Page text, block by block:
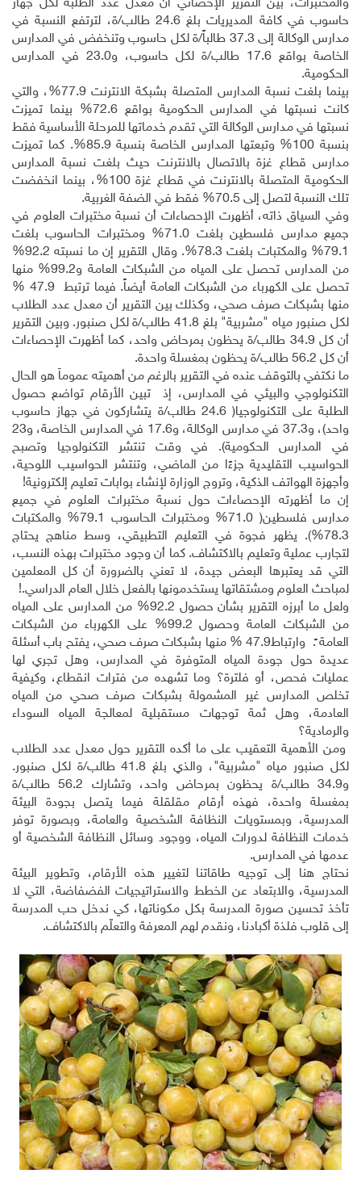
والمختبرات، بين التقرير الإحصائي أن معدل عدد الطلبة لكل جهاز
حاسوب في كافة المديريات بلغ 24.6 طالب/ة، لترتفع النسبة في
مدارس الوكالة إلى 37.3 طالباً/ة لكل حاسوب وتنخفض في المدارس
الخاصة بواقع 17.6 طالب/ة لكل حاسوب، و23.0 في المدارس
الحكومية.
بينما بلغت نسبة المدارس المتصلة بشبكة الانترنت 77.9%، والتي
كانت نسبتها في المدارس الحكومية بواقع 72.6% بينما تميزت
نسبتها في مدارس الوكالة التي تقدم خدماتها للمرحلة الأساسية فقط
بنسبة 100% وتبعتها المدارس الخاصة بنسبة 85.9%. كما تميزت
مدارس قطاع غزة بالاتصال بالانترنت حيث بلغت نسبة المدارس
الحكومية المتصلة بالانترنت في قطاع غزة 100%، بينما انخفضت
تلك النسبة لتصل إلى 70.5% فقط في الضفة الغربية.
وفي السياق ذاته، أظهرت الإحصاءات أن نسبة مختبرات العلوم في
جميع مدارس فلسطين بلغت 71.0% ومختبرات الحاسوب بلغت
79.1% والمكتبات بلغت 78.3%. وقال التقرير إن ما نسبته 92.2%
من المدارس تحصل على المياه من الشبكات العامة و99.2% منها
تحصل على الكهرباء من الشبكات العامة أيضاً. فيما ترتبط 47.9 %
منها بشبكات صرف صحي، وكذلك بين التقرير أن معدل عدد الطلاب
لكل صنبور مياه "مشربية" بلغ 41.8 طالب/ة لكل صنبور. وبين التقرير
أن كل 34.9 طالب/ة يحظون بمرحاض واحد، كما أظهرت الإحصاءات
أن كل 56.2 طالب/ة يحظون بمغسلة واحدة.
ما نكتفي بالتوقف عنده في التقرير بالرغم من أهميته عموماً هو الحال
التكنولوجي والبيئي في المدارس، إذ تبين الأرقام تواضع حصول
الطلبة على التكنولوجيا( 24.6 طالب/ة يتشاركون في جهاز حاسوب
واحد)، و37.3 في مدارس الوكالة، و17.6 في المدارس الخاصة، و23
في المدارس الحكومية). في وقت تنتشر التكنولوجيا وتصبح
الحواسيب التقليدية جزءًا من الماضي، وتنتشر الحواسيب اللوحية،
وأجهزة الهواتف الذكية، وتروج الوزارة لإنشاء بوابات تعليم إلكترونية!
إن ما أظهرته الإحصاءات حول نسبة مختبرات العلوم في جميع
مدارس فلسطين( 71.0% ومختبرات الحاسوب 79.1% والمكتبات
78.3%). يظهر فجوة في التعليم التطبيقي، وسط مناهج يحتاج
لتجارب عملية وتعليم بالاكتشاف. كما أن وجود مختبرات بهذه النسب،
التي قد يعتبرها البعض جيدة، لا تعني بالضرورة أن كل المعلمين
لمباحث العلوم ومشتقاتها يستخدمونها بالفعل خلال العام الدراسي.!
ولعل ما أبرزه التقرير بشأن حصول 92.2% من المدارس على المياه
من الشبكات العامة وحصول 99.2% على الكهرباء من الشبكات
العامة ً. وارتباط47.9 % منها بشبكات صرف صحي، يفتح باب أسئلة
عديدة حول جودة المياه المتوفرة في المدارس، وهل تجري لها
عمليات فحص، أو فلترة؟ وما تشهده من فترات انقطاع، وكيفية
تخلص المدارس غير المشمولة بشبكات صرف صحي من المياه
العادمة، وهل ثمة توجهات مستقبلية لمعالجة المياه السوداء
والرمادية؟
ومن الأهمية التعقيب على ما أكده التقرير حول معدل عدد الطلاب
لكل صنبور مياه "مشربية"، والذي بلغ 41.8 طالب/ة لكل صنبور.
و34.9 طالب/ة يحظون بمرحاض واحد، وتشارك 56.2 طالب/ة
بمغسلة واحدة، فهذه أرقام مقلقلة فيما يتصل بجودة البيئة
المدرسية، وبمستويات النظافة الشخصية والعامة، وبصورة توفر
خدمات النظافة لدورات المياه، ووجود وسائل النظافة الشخصية أو
عدمها في المدارس.
نحتاج هنا إلى توجيه طاقاتنا لتغيير هذه الأرقام، وتطوير البيئة
المدرسية، والابتعاد عن الخطط والاستراتيجيات الفضفاضة، التي لا
تأخذ تحسين صورة المدرسة بكل مكوناتها، كي ندخل حب المدرسة
إلى قلوب فلذة أكبادنا، ونقدم لهم المعرفة والتعلّم بالاكتشاف.